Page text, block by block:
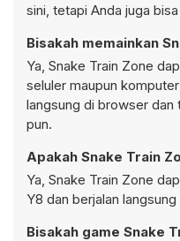
sini, tetapi Anda juga
Bisakah memainkan
Ya, Snake Train Zone
seluler maupun
langsung di browser dan
pun.
Apakah Snake Train
Ya, Snake Train Zone
Y8 dan berjalan
Bisakah game Snake